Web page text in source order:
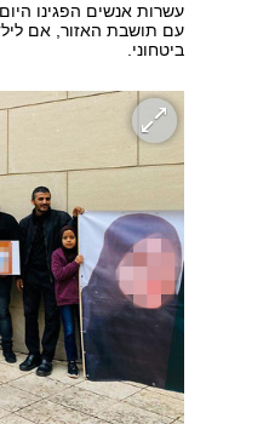
עשרות אנשים הפגינו
ביטחוני.